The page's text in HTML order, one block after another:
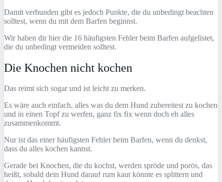
Damit verbunden gibt es jedoch Punkte, die du unbedingt beachten
solltest, wenn du mit dem Barfen beginnst.
Wir haben dir hier die 16 häufigsten Fehler beim Barfen aufgelistet,
die du unbedingt vermeiden solltest.
Die Knochen nicht kochen
Das reimt sich sogar und ist leicht zu merken.
Es wäre auch einfach, alles was du dem Hund zubereitest zu kochen
und in einen Topf zu werfen, ganz fix fix wenn doch eh alles
zusammenkommt.
Nur ist das einer häufigsten Fehler beim Barfen, wenn du denkst,
dass du alles kochen kannst.
Gerade bei Knochen, die du kochst, werden spröde und porös, das
heißt, sobald dein Hund darauf rum kaut könnte es splittern und